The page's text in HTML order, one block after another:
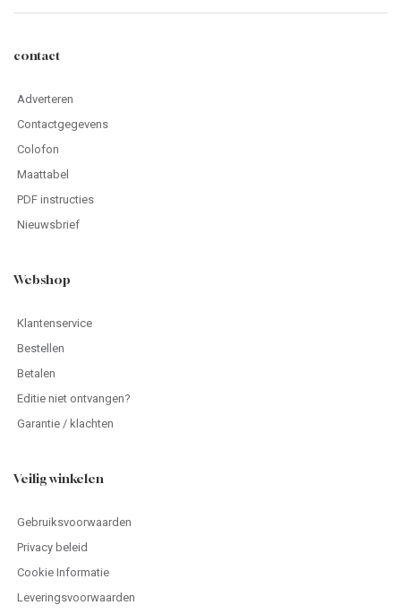
contact
Adverteren
Contactgegevens
Colofon
Maattabel
PDF instructies
Nieuwsbrief
Webshop
Klantenservice
Bestellen
Betalen
Editie niet ontvangen?
Garantie / klachten
Veilig winkelen
Gebruiksvoorwaarden
Privacy beleid
Cookie Informatie
Leveringsvoorwaarden